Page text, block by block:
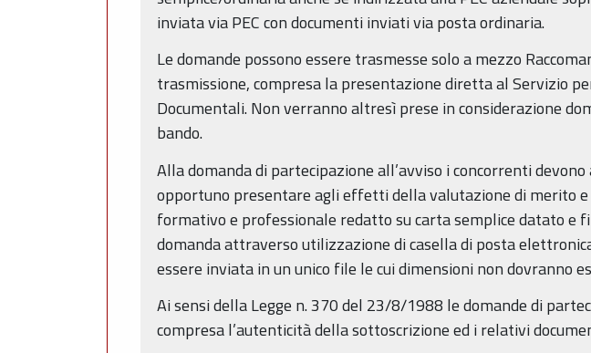
inviata via PEC con documenti inviati via posta ordinaria.
Le domande possono essere trasmesse solo a mezzo
trasmissione, compresa la presentazione diretta al Servizio
Documentali. Non verranno altresì prese in considerazione
bando.
Alla domanda di partecipazione all’avviso i concorrenti
opportuno presentare agli effetti della valutazione di merito
formativo e professionale redatto su carta semplice datato e
domanda attraverso utilizzazione di casella di posta
essere inviata in un unico file le cui dimensioni non dovranno
Ai sensi della Legge n. 370 del 23/8/1988 le domande di
compresa l’autenticità della sottoscrizione ed i relativi